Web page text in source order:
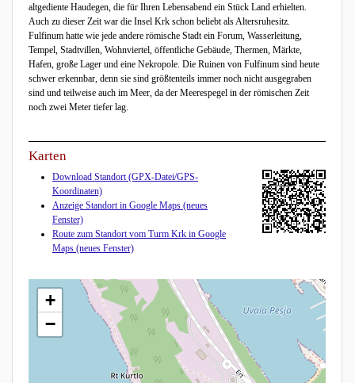
altgediente Haudegen, die für Ihren Lebensabend ein Stück Land erhielten.
Auch zu dieser Zeit war die Insel Krk schon beliebt als Altersruhesitz.
Fulfinum hatte wie jede andere römische Stadt ein Forum, Wasserleitung,
Tempel, Stadtvillen, Wohnviertel, öffentliche Gebäude, Thermen, Märkte,
Hafen, große Lager und eine Nekropole. Die Ruinen von Fulfinum sind heute
schwer erkennbar, denn sie sind größtenteils immer noch nicht ausgegraben
sind und teilweise auch im Meer, da der Meerespegel in der römischen Zeit
noch zwei Meter tiefer lag.
Karten
Download Standort (GPX-Datei/GPS-
Koordinaten)
Anzeige Standort in Google Maps (neues
Fenster)
Route zum Standort vom Turm Krk in Google
Maps (neues Fenster)
+
−